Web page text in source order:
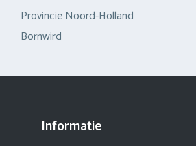
Provincie Noord-Holland
Bornwird
Informatie